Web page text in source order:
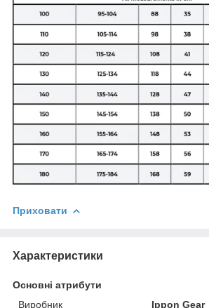
Приховати
Характеристики
Основні атрибути
Виробник
Ippon Gear